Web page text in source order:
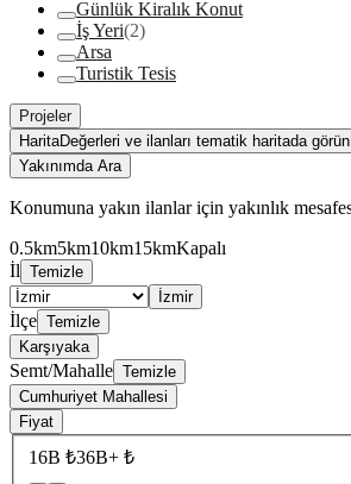
Günlük Kiralık Konut
İş Yeri(2)
Arsa
Turistik Tesis
Projeler
HaritaDeğerleri ve ilanları tematik haritada görün
Yakınımda Ara
Konumuna yakın ilanlar için yakınlık
0.5km5km10km15kmKapalı
İl Temizle
İzmir
İlçe Temizle
Karşıyaka
Semt/Mahalle Temizle
Cumhuriyet Mahallesi
Fiyat
16B ₺36B+ ₺